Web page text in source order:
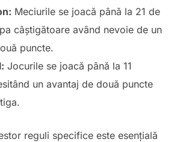
Meciurile se joacă până la 21 de
câștigătoare având nevoie de un
puncte.
Jocurile se joacă până la 11
un avantaj de două puncte
reguli specifice este esențială